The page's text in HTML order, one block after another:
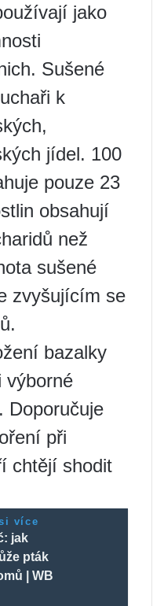
jako
Sušené
k
jídel. 100
pouze 23
obsahují
než
sušené
zvyšujícím se
bazalky
výborné
Doporučuje
při
chtějí shodit
více
jak
pták
| WB